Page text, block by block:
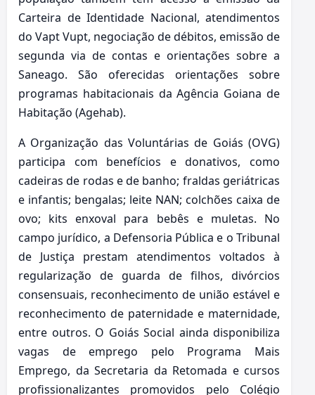
Carteira de Identidade Nacional, atendimentos
do Vapt Vupt, negociação de débitos, emissão de
segunda via de contas e orientações sobre a
Saneago. São oferecidas orientações sobre
programas habitacionais da Agência Goiana de
Habitação (Agehab).
A Organização das Voluntárias de Goiás (OVG)
participa com benefícios e donativos, como
cadeiras de rodas e de banho; fraldas geriátricas
e infantis; bengalas; leite NAN; colchões caixa de
ovo; kits enxoval para bebês e muletas. No
campo jurídico, a Defensoria Pública e o Tribunal
de Justiça prestam atendimentos voltados à
regularização de guarda de filhos, divórcios
consensuais, reconhecimento de união estável e
reconhecimento de paternidade e maternidade,
entre outros. O Goiás Social ainda disponibiliza
vagas de emprego pelo Programa Mais
Emprego, da Secretaria da Retomada e cursos
profissionalizantes promovidos pelo Colégio